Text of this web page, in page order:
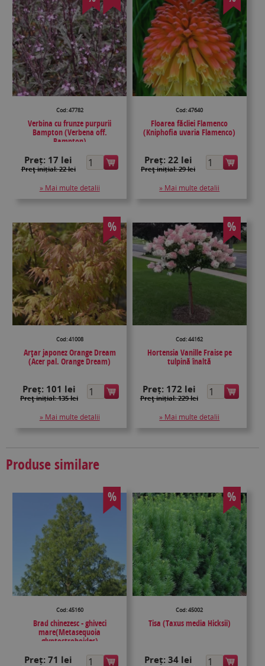
Cod: 47782
Verbina cu frunze purpurii
Bampton (Verbena off.
Bampton)
Preț: 17 lei
Preţ inițial: 22 lei
» Mai multe detalii
Cod: 47640
Floarea făcliei Flamenco
(Kniphofia uvaria Flamenco)
Preț: 22 lei
Preţ inițial: 29 lei
» Mai multe detalii
%
Cod: 41008
Arţar japonez Orange Dream
(Acer pal. Orange Dream)
Preț: 101 lei
Preţ inițial: 135 lei
» Mai multe detalii
%
Cod: 44162
Hortensia Vanille Fraise pe
tulpină înaltă
Preț: 172 lei
Preţ inițial: 229 lei
» Mai multe detalii
Produse similare
%
Cod: 45160
Brad chinezesc - ghiveci
mare(Metasequoia
glyptostroboides)
Preț:71 lei
%
Cod: 45002
Tisa (Taxus media Hicksii)
Preț: 34 lei